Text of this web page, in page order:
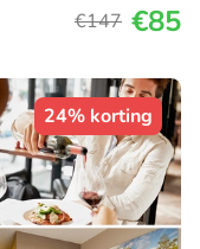
€147 €85
24% korting